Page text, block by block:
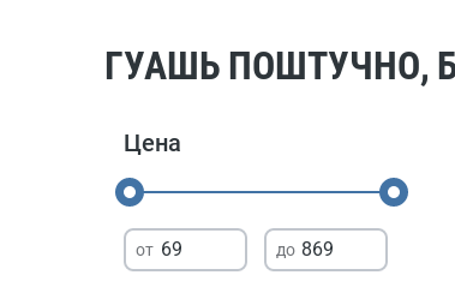
ГУАШЬ ПОШТУЧНО,
Цена